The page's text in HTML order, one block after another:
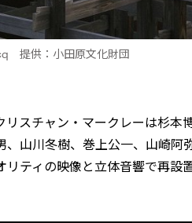
提供：小田原文化財団
リスチャン・マークレーは杉
、山川冬樹、巻上公一、山崎
ティの映像と立体音響で再設置